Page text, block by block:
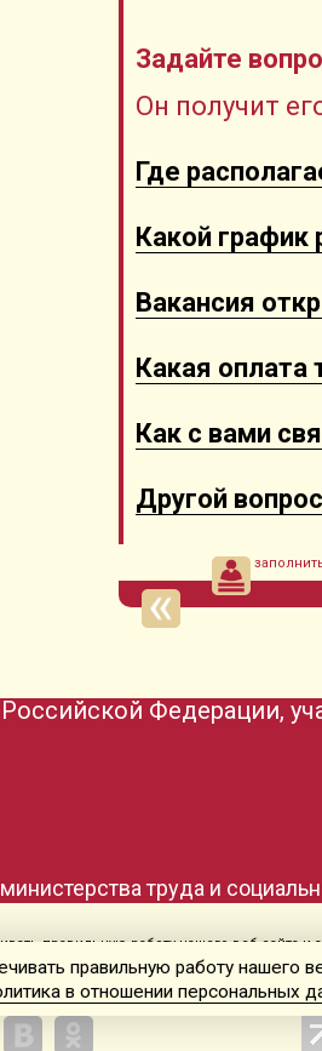
Задайте
Он получит
Где
Какой график
Вакансия
Какая оплата
Как с вами
Другой
труда и
Федерации,
правильную работу нашего веб-сайта и
политика в отношении персональных
правильную работу нашего
в отношении персональных